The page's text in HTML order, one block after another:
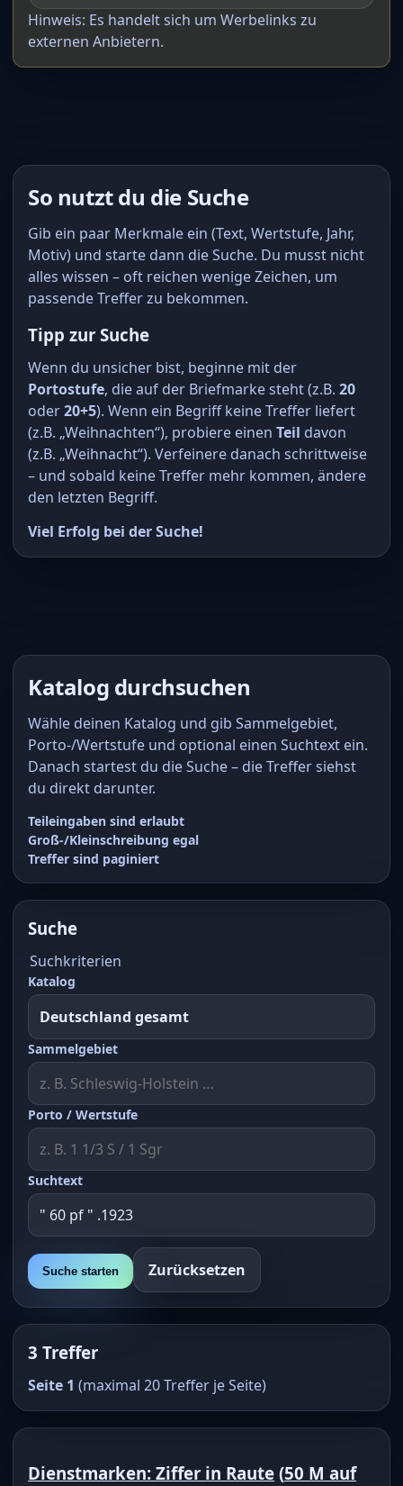
Hinweis: Es handelt sich um Werbelinks zu
externen Anbietern.
So nutzt du die Suche
Gib ein paar Merkmale ein (Text, Wertstufe, Jahr,
Motiv) und starte dann die Suche. Du musst nicht
alles wissen – oft reichen wenige Zeichen, um
passende Treffer zu bekommen.
Tipp zur Suche
Wenn du unsicher bist, beginne mit der
Portostufe, die auf der Briefmarke steht (z.B. 20
oder20+5). Wenn ein Begriff keine Treffer liefert
(z.B. „Weihnachten“), probiere einen Teil davon
(z.B. „Weihnacht“). Verfeinere danach schrittweise
– und sobald keine Treffer mehr kommen, ändere
den letzten Begriff.
Viel Erfolg bei der Suche!
Katalog durchsuchen
Wähle deinen Katalog und gib Sammelgebiet,
Porto-/Wertstufe und optional einen Suchtext ein.
Danach startest du die Suche – die Treffer siehst
du direkt darunter.
Teileingaben sind erlaubt
Groß-/Kleinschreibung egal
Treffer sind paginiert
Suche
Suchkriterien
Katalog
Sammelgebiet
Porto / Wertstufe
Suchtext
Suche starten Zurücksetzen
3 Treffer
Seite 1 (maximal 20 Treffer je Seite)
Dienstmarken: Ziffer in Raute (50 M auf